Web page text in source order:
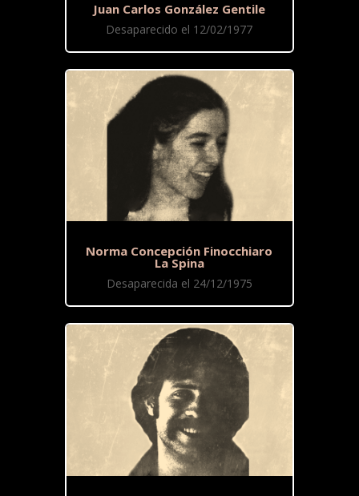
Juan Carlos González Gentile
Desaparecido el 12/02/1977
Norma Concepción Finocchiaro
La Spina
Desaparecida el 24/12/1975